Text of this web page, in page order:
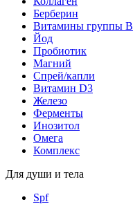
Берберин
Витамины группы B
Йод
Пробиотик
Магний
Спрей/капли
Витамин D3
Железо
Ферменты
Инозитол
Омега
Комплекс
Для души и тела
Spf